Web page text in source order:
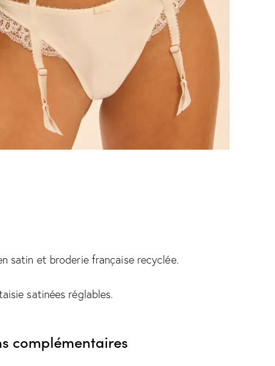
satin et broderie française recyclée.
satinées réglables.
complémentaires